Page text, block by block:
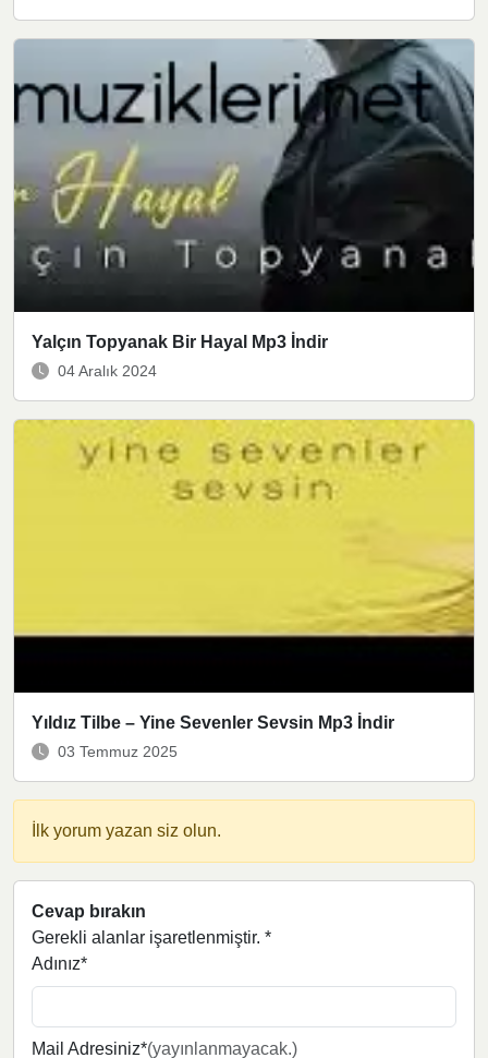
Yalçın Topyanak Bir Hayal Mp3 İndir
04 Aralık 2024
Yıldız Tilbe – Yine Sevenler Sevsin Mp3 İndir
03 Temmuz 2025
İlk yorum yazan siz olun.
Cevap bırakın
Gerekli alanlar işaretlenmiştir. *
Adınız*
Mail Adresiniz*(yayınlanmayacak.)